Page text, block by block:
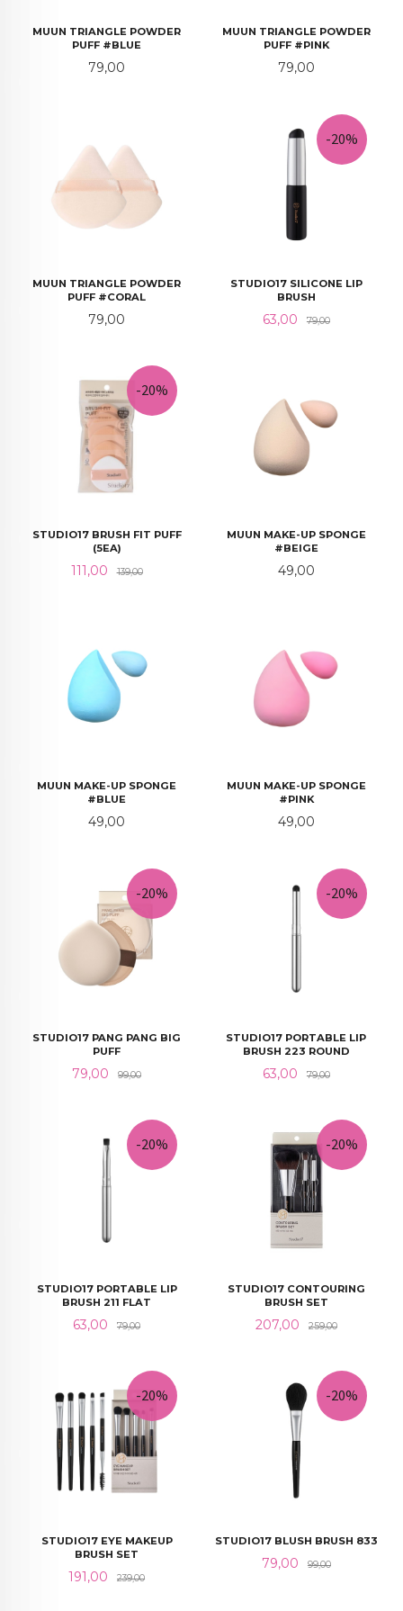
MUUN TRIANGLE POWDER
PUFF #BLUE
Pris
79,00
MUUN TRIANGLE POWDER
PUFF #PINK
Pris
79,00
MUUN TRIANGLE POWDER
PUFF #CORAL
Pris
79,00
STUDIO17 SILICONE LIP
BRUSH
Tilbud
63,00 79,00Rabatt
-20%
STUDIO17 BRUSH FIT PUFF
(5EA)
Tilbud
111,00 139,00Rabatt
-20%
MUUN MAKE-UP SPONGE
#BEIGE
Pris
49,00
MUUN MAKE-UP SPONGE
#BLUE
Pris
49,00
MUUN MAKE-UP SPONGE
#PINK
Pris
49,00
STUDIO17 PANG PANG BIG
PUFF
Tilbud
79,00 99,00Rabatt
-20%
STUDIO17 PORTABLE LIP
BRUSH 223 ROUND
Tilbud
63,00 79,00Rabatt
-20%
STUDIO17 PORTABLE LIP
BRUSH 211 FLAT
Tilbud
63,00 79,00Rabatt
-20%
STUDIO17 CONTOURING
BRUSH SET
Tilbud
207,00 259,00Rabatt
-20%
STUDIO17 EYE MAKEUP
BRUSH SET
Tilbud
191,00 239,00Rabatt
-20%
STUDIO17 BLUSH BRUSH 833
Tilbud
79,00 99,00Rabatt
-20%